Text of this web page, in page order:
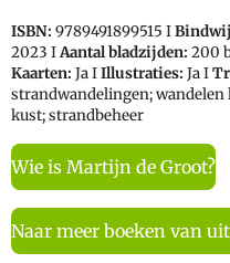
ISBN: 9789491899515 I
2023 IAantal bladzijden: 200
Kaarten: Ja IIllustraties: Ja I
strandwandelingen;
kust; strandbeheer
Wie is Martijn de Groot?
Naar meer boeken van